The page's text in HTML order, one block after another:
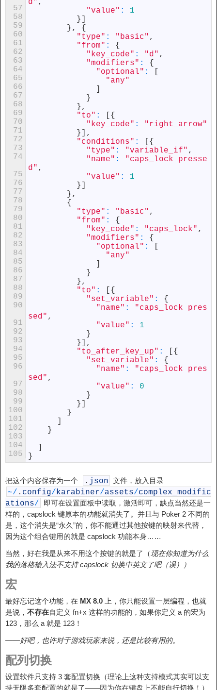
57
58
59
60
61
62
63
64
65
66
67
68
69
70
71
72
73
74
75
76
77
78
79
80
81
82
83
84
85
86
87
88
89
90
91
92
93
94
95
96
97
98
99
100
101
102
103
104
105
d" ,
"value" :
1
}
} ,
{
"type" : "basic" ,
"from" :
{
"key_code" : "d" ,
"modifiers" :
{
"optional" :
"any"
}
} ,
"to" :
{
"key_code" :
"right_arrow"
}
,
"conditions" :
{
"type" : "variable_if" ,
"name" :
"caps_lock presse
d" ,
"value" :
1
}
} ,
{
"type" : "basic" ,
"from" :
{
"key_code" : "caps_lock" ,
"modifiers" :
{
"optional" :
"any"
}
} ,
"to" :
{
"set_variable" :
{
"name" :
"caps_lock pres
sed" ,
"value" :
1
}
}
,
"to_after_key_up" :
{
"set_variable" :
{
"name" :
"caps_lock pres
sed" ,
"value" :
0
}
}
}
}
}
把这个内容保存为一个 . json 文件，放入目录
~/ . config/karabiner/assets/complex_modific
ations/
即可在设置面板中读取，激活即可，缺点当然还是一
样的，capslock 键原本的功能就消失了。并且与 Poker 2 不同的
是，这个消失是“永久”的，你不能通过其他按键的映射来代替，
因为这个组合键用的就是 capslock 功能本身……
当然，好在我是从来不用这个按键的就是了（现在你知道为什么
我的落格输入法不支持 capslock 切换中英文了吧（误））
宏
最好忘记这个功能，在 MX 8.0 上，你只能设置一层编程，也就
是说， 不存在自定义 fn+x 这样的功能的，如果你定义 a 的宏为
123，那么 a 就是 123！
——好吧，也许对于游戏玩家来说，还是比较有用的。
配列切换
设置软件只支持 3 套配置切换（理论上这种支持模式其实可以支
持无限多套配置的就是了——因为你在键盘上不能自行切换！）